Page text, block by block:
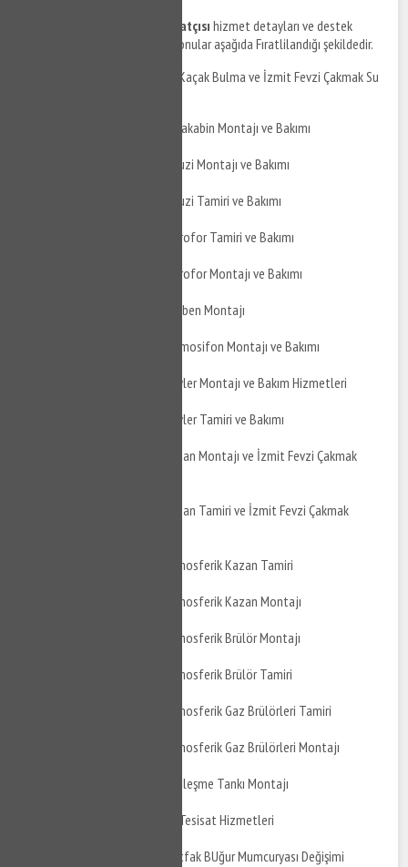
İzmit Fevzi Çakmak su tesisatçısı hizmet detayları ve destek
taleplerinizi iletebileceğiniz konular aşağıda Fıratlilandığı şekildedir.
İzmit Fevzi Çakmak Su Kaçak Bulma ve İzmit Fevzi Çakmak Su
İzmit Fevzi Çakmak Duşakabin Montajı ve Bakımı
İzmit Fevzi Çakmak Jakuzi Montajı ve Bakımı
İzmit Fevzi Çakmak Jakuzi Tamiri ve Bakımı
İzmit Fevzi Çakmak Hidrofor Tamiri ve Bakımı
İzmit Fevzi Çakmak Hidrofor Montajı ve Bakımı
İzmit Fevzi Çakmak Şofben Montajı
İzmit Fevzi Çakmak Termosifon Montajı ve Bakımı
İzmit Fevzi Çakmak Boyler Montajı ve Bakım Hizmetleri
İzmit Fevzi Çakmak Boyler Tamiri ve Bakımı
İzmit Fevzi Çakmak Kazan Montajı ve İzmit Fevzi Çakmak
İzmit Fevzi Çakmak Kazan Tamiri ve İzmit Fevzi Çakmak
İzmit Fevzi Çakmak Atmosferik Kazan Tamiri
İzmit Fevzi Çakmak Atmosferik Kazan Montajı
İzmit Fevzi Çakmak Atmosferik Brülör Montajı
İzmit Fevzi Çakmak Atmosferik Brülör Tamiri
İzmit Fevzi Çakmak Atmosferik Gaz Brülörleri Tamiri
İzmit Fevzi Çakmak Atmosferik Gaz Brülörleri Montajı
İzmit Fevzi Çakmak Genleşme Tankı Montajı
İzmit Fevzi Çakmak Su Tesisat Hizmetleri
İzmit Fevzi Çakmak Mutfak BUğur Mumcuryası Değişimi